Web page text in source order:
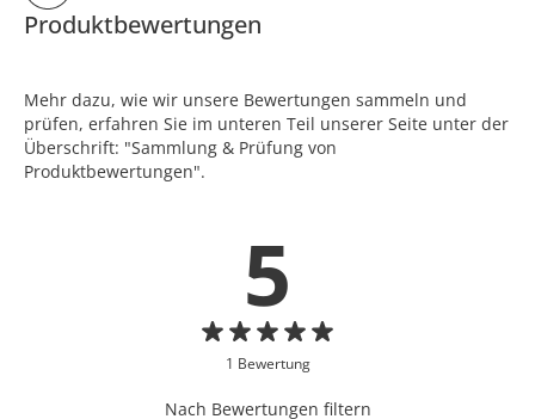
Produktbewertungen
Mehr dazu, wie wir unsere Bewertungen sammeln und
prüfen, erfahren Sie im unteren Teil unserer Seite unter der
Überschrift: "Sammlung & Prüfung von
Produktbewertungen".
5
1 Bewertung
Nach Bewertungen filtern